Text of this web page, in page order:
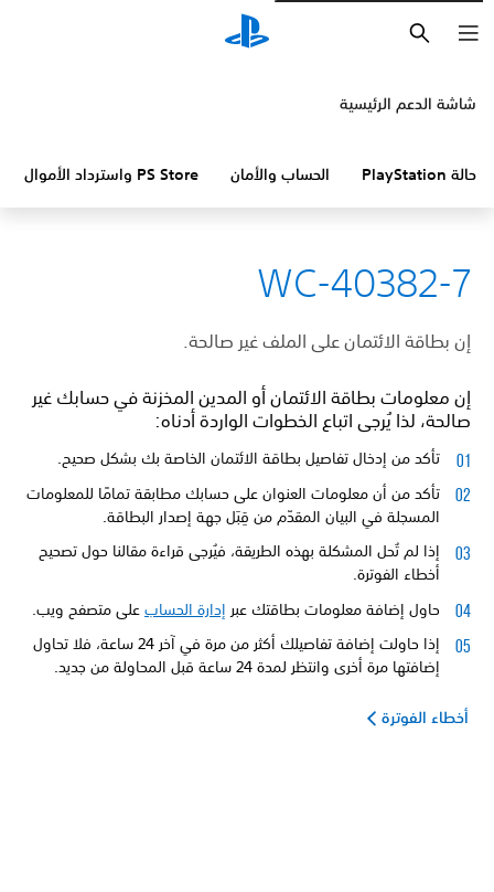
شاشة الدعم الرئيسية
حالة PlayStation الحساب والأمان PS Store واسترداد الأموال
WC-40382-7
إن بطاقة الائتمان على الملف غير صالحة.
إن معلومات بطاقة الائتمان أو المدين المخزنة في حسابك غير
صالحة، لذا يُرجى اتباع الخطوات الواردة أدناه:
تأكد من إدخال تفاصيل بطاقة الائتمان الخاصة بك بشكل صحيح.
تأكد من أن معلومات العنوان على حسابك مطابقة تمامًا للمعلومات
المسجلة في البيان المقدّم من قِبَل جهة إصدار البطاقة.
إذا لم تُحل المشكلة بهذه الطريقة، فيُرجى قراءة مقالنا حول تصحيح
أخطاء الفوترة.
حاول إضافة معلومات بطاقتك عبر إدارة الحساب على متصفح ويب.
إذا حاولت إضافة تفاصيلك أكثر من مرة في آخر 24 ساعة، فلا تحاول
إضافتها مرة أخرى وانتظر لمدة 24 ساعة قبل المحاولة من جديد.
أخطاء الفوترة